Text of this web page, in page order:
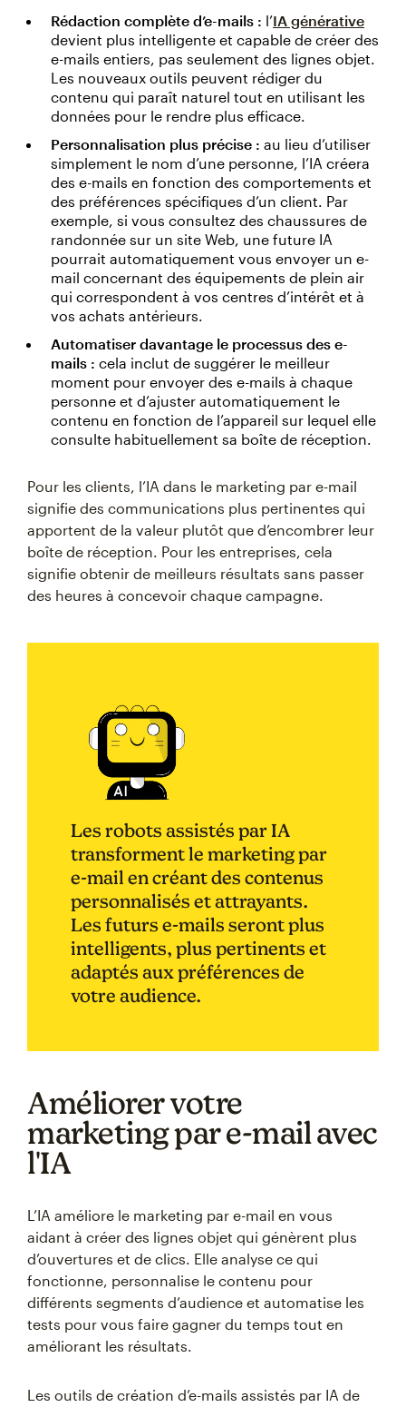
Rédaction complète d’e-mails : l’IA générative
devient plus intelligente et capable de créer des
e-mails entiers, pas seulement des lignes objet.
Les nouveaux outils peuvent rédiger du
contenu qui paraît naturel tout en utilisant les
données pour le rendre plus efficace.
Personnalisation plus précise : au lieu d’utiliser
simplement le nom d’une personne, l’IA créera
des e-mails en fonction des comportements et
des préférences spécifiques d’un client. Par
exemple, si vous consultez des chaussures de
randonnée sur un site Web, une future IA
pourrait automatiquement vous envoyer un e-
mail concernant des équipements de plein air
qui correspondent à vos centres d’intérêt et à
vos achats antérieurs.
Automatiser davantage le processus des e-
mails : cela inclut de suggérer le meilleur
moment pour envoyer des e-mails à chaque
personne et d’ajuster automatiquement le
contenu en fonction de l’appareil sur lequel elle
consulte habituellement sa boîte de réception.
Pour les clients, l’IA dans le marketing par e-mail
signifie des communications plus pertinentes qui
apportent de la valeur plutôt que d’encombrer leur
boîte de réception. Pour les entreprises, cela
signifie obtenir de meilleurs résultats sans passer
des heures à concevoir chaque campagne.
Les robots assistés par IA
transforment le marketing par
e-mail en créant des contenus
personnalisés et attrayants.
Les futurs e-mails seront plus
intelligents, plus pertinents et
adaptés aux préférences de
votre audience.
Améliorer votre
marketing par e-mail avec
l'IA
L’IA améliore le marketing par e-mail en vous
aidant à créer des lignes objet qui génèrent plus
d’ouvertures et de clics. Elle analyse ce qui
fonctionne, personnalise le contenu pour
différents segments d’audience et automatise les
tests pour vous faire gagner du temps tout en
améliorant les résultats.
Les outils de création d’e-mails assistés par IA de